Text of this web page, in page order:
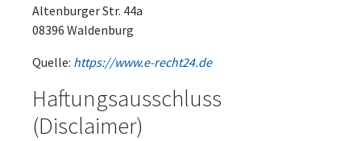
Altenburger Str. 44a
08396 Waldenburg
Quelle: https://www.e-recht24.de
Haftungsausschluss
(Disclaimer)